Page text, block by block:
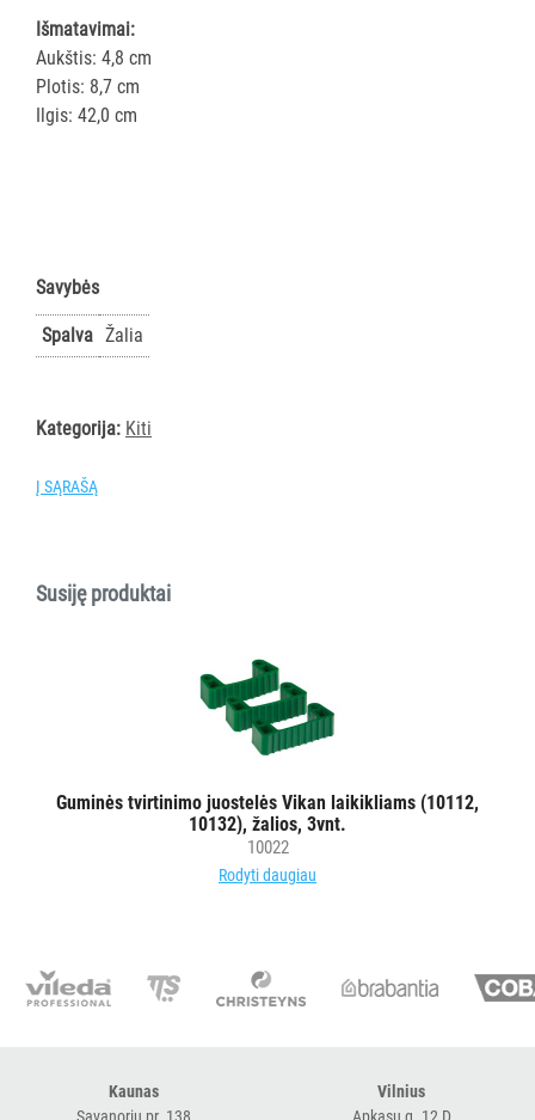
Nubraukėjai
ir
gumos
Kotai
ir
semtuvėliai
Kibirai
kibirams
Pastatų
Pastatų
priežiūros
APSAUGOS
GRINDŲ
VALYMO
Išmatavimai:
Aukštis: 4,8 cm
Plotis: 8,7 cm
Ilgis: 42,0 cm
Savybės
Spalva Žalia
Kategorija: Kiti
Į SĄRAŠĄ
Susiję produktai
Guminės tvirtinimo juostelės Vikan laikikliams (10112,
10132), žalios, 3vnt.
10022
Rodyti daugiau
Kaunas
Vilnius